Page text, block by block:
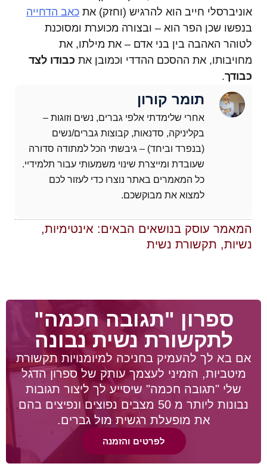
אוניברסלי חייב הוא להרגיש (וחזק) את כאב הדחייה
בנפשו שכן הפר הוא – ובצורה מכוערת ומסוכנת
לטוהר האהבה בין בני אדם – את מילתו, את
מחויבותו, את ההסכם ההדדי וכמובן את כבודו לצד
כבודך.
תומר קורון
אחרי שלימדתי אלפי גברים, נשים וזוגות –
בקליניקה, סדנאות, קבוצות גברים/נשים
(בנפרד וביחד) – גיבשתי הכל למתודה סדורה
שעובדת ומייצרת שינוי משמעותי עבור תלמידיי.
כל המאמרים באתר נוצרו כדי לעזור לכם
למצוא את מבוקשכם.
המאמר עוסק בנושאים הבאים: אינטימיות,
נשיות, תקשורת נשית
ספרון "תגובה חכמה"
לתקשורת נשית נבונה
אם בא לך להעמיק בחניכה למיומנויות תקשורת
מיטביות, הזמיני לעצמך עותק של ספרון הדגל
שלי "תגובה חכמה" שיסייע לך ליצור תגובות
נבונות ליותר מ 50 מצבים נפוצים ונפיצים בהם
את מופעלת רגשית מול גברים.
לפרטים והזמנה